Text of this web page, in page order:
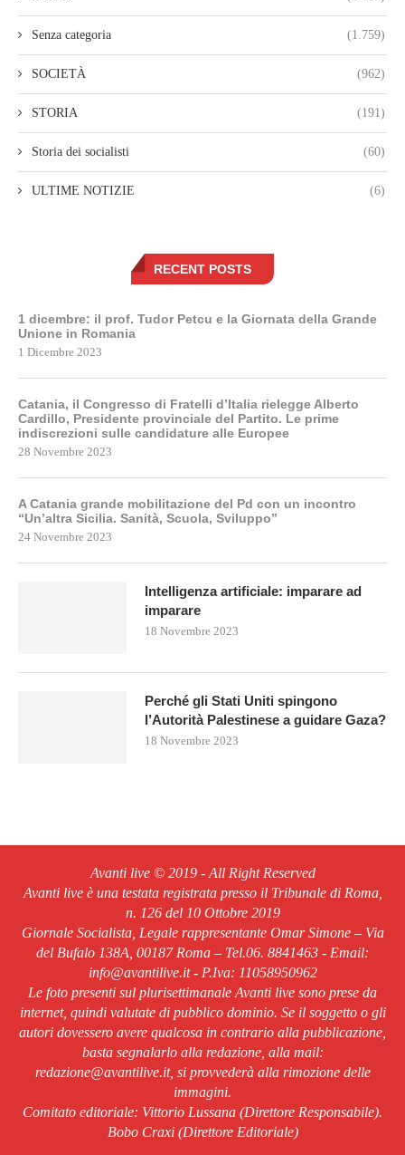
Senza categoria (1.759)
SOCIETÀ (962)
STORIA (191)
Storia dei socialisti (60)
ULTIME NOTIZIE (6)
RECENT POSTS
1 dicembre: il prof. Tudor Petcu e la Giornata della Grande
Unione in Romania
1 Dicembre 2023
Catania, il Congresso di Fratelli d’Italia rielegge Alberto
Cardillo, Presidente provinciale del Partito. Le prime
indiscrezioni sulle candidature alle Europee
28 Novembre 2023
A Catania grande mobilitazione del Pd con un incontro
“Un’altra Sicilia. Sanità, Scuola, Sviluppo”
24 Novembre 2023
Intelligenza artificiale: imparare ad
imparare
18 Novembre 2023
Perché gli Stati Uniti spingono
l’Autorità Palestinese a guidare Gaza?
18 Novembre 2023
Avanti live © 2019 - All Right Reserved
Avanti live è una testata registrata presso il Tribunale di Roma,
n. 126 del 10 Ottobre 2019
Giornale Socialista, Legale rappresentante Omar Simone – Via
del Bufalo 138A, 00187 Roma – Tel.06. 8841463 - Email:
info@avantilive.it - P.Iva: 11058950962
Le foto presenti sul plurisettimanale Avanti live sono prese da
internet, quindi valutate di pubblico dominio. Se il soggetto o gli
autori dovessero avere qualcosa in contrario alla pubblicazione,
basta segnalarlo alla redazione, alla mail:
redazione@avantilive.it, si provvederà alla rimozione delle
immagini.
Comitato editoriale: Vittorio Lussana (Direttore Responsabile).
Bobo Craxi (Direttore Editoriale)